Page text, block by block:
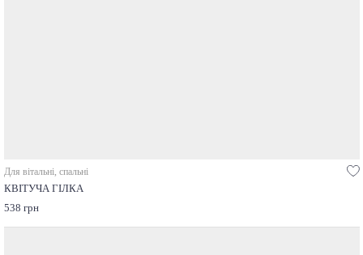
Для вітальні, спальні
КВІТУЧА ГІЛКА
538 грн